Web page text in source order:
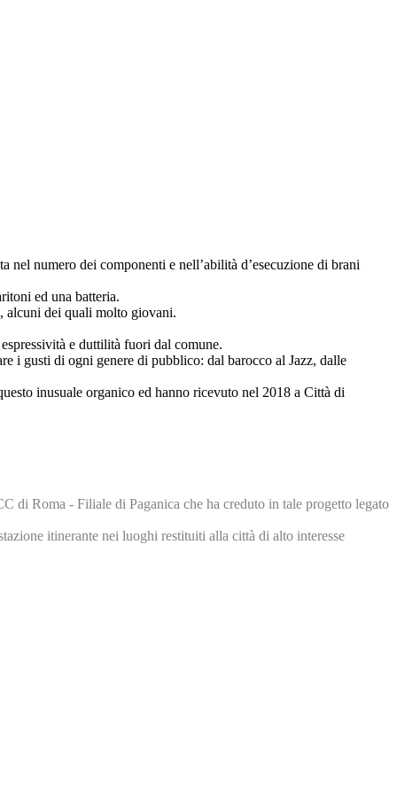
nel numero dei componenti e nell’abilità d’esecuzione di brani
ed una batteria.
alcuni dei quali molto giovani.
e duttilità fuori dal comune.
i gusti di ogni genere di pubblico: dal barocco al Jazz, dalle
inusuale organico ed hanno ricevuto nel 2018 a Città di
di Roma - Filiale di Paganica che ha creduto in tale progetto legato
itinerante nei luoghi restituiti alla città di alto interesse